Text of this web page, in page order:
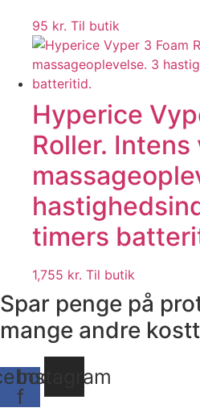
95 kr. Til butik
Hyperice
Roller.
timers
1,755 kr. Til butik
Spar penge på
mange andre
f
Instagram